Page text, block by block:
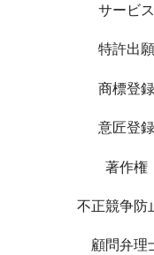
サービス
特許出願
商標登録
意匠登録
著作権
不正競争防
顧問弁理